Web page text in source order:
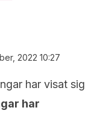
2022 10:27
har visat sig
har